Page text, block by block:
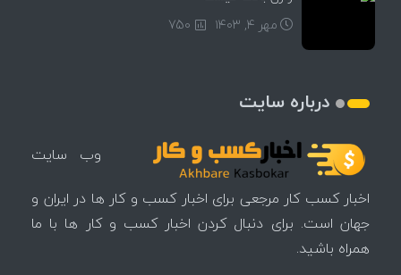
مهر ۴, ۱۴۰۳
750
درباره سایت
وب سایت
اخبار کسب کار مرجعی برای اخبار کسب و کار ها در ایران و
جهان است. برای دنبال کردن اخبار کسب و کار ها با ما
همراه باشید.